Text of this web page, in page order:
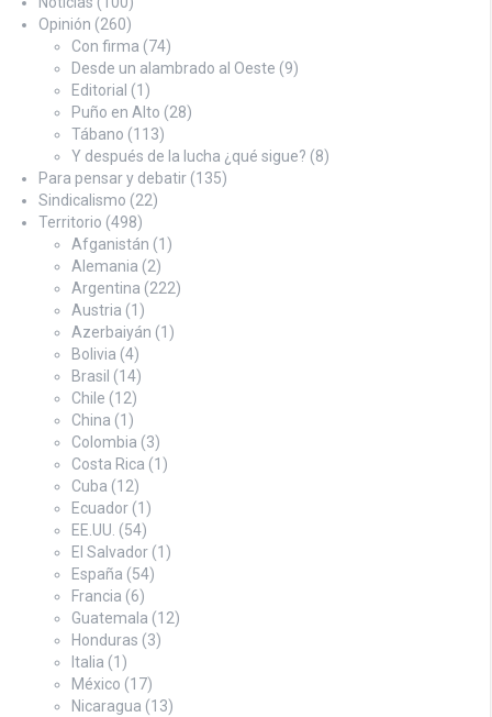
Opinión (260)
Con firma (74)
Desde un alambrado al Oeste (9)
Editorial (1)
Puño en Alto (28)
Tábano (113)
Y después de la lucha ¿qué sigue? (8)
Para pensar y debatir (135)
Sindicalismo (22)
Territorio (498)
Afganistán (1)
Alemania (2)
Argentina (222)
Austria (1)
Azerbaiyán (1)
Bolivia (4)
Brasil (14)
Chile (12)
China (1)
Colombia (3)
Costa Rica (1)
Cuba (12)
Ecuador (1)
EE.UU. (54)
El Salvador (1)
España (54)
Francia (6)
Guatemala (12)
Honduras (3)
Italia (1)
México (17)
Nicaragua (13)